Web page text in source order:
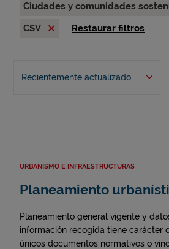
Ciudades y comunidades
CSV
Restaurar filtros
Recientemente actualizado
URBANISMO E INFRAESTRUCTURAS
Planeamiento
Planeamiento general vigente y
información recogida tiene carácter
únicos documentos normativos o